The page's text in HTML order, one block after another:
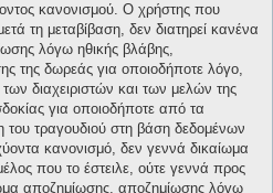
κανονισμού. Ο χρήστης που
τη μεταβίβαση, δεν διατηρεί κανένα
λόγω ηθικής βλάβης,
της δωρεάς για οποιοδήποτε λόγο,
των διαχειριστών και των μελών της
για οποιοδήποτε από τα
τραγουδιού στη βάση δεδομένων
κανονισμό, δεν γεννά δικαίωμα
που το έστειλε, ούτε γεννά προς
αποζημίωσης, αποζημίωσης λόγω